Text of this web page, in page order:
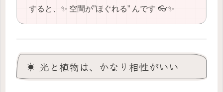
すると、✨ 空間が”ほぐれる” んです 👓✨
☀️ 光と植物は、かなり相性がいい